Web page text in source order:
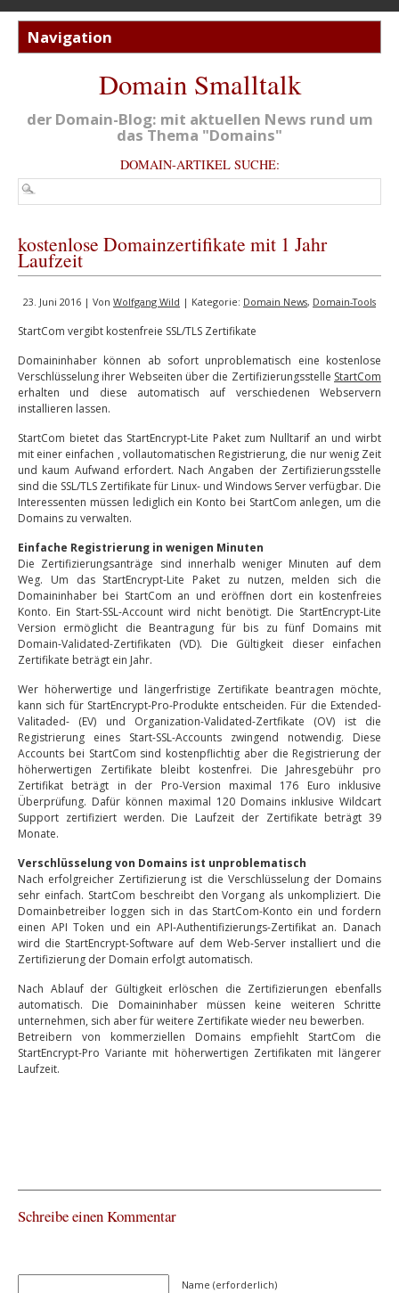
Domain Smalltalk
der Domain-Blog: mit aktuellen News rund um
das Thema "Domains"
DOMAIN-ARTIKEL SUCHE:
kostenlose Domainzertifikate mit 1 Jahr
Laufzeit
23. Juni 2016 | Von Wolfgang Wild | Kategorie: Domain News, Domain-Tools
StartCom vergibt kostenfreie SSL/TLS Zertifikate
Domaininhaber können ab sofort unproblematisch eine kostenlose
Verschlüsselung ihrer Webseiten über die Zertifizierungsstelle StartCom
erhalten und diese automatisch auf verschiedenen Webservern
installieren lassen.
StartCom bietet das StartEncrypt-Lite Paket zum Nulltarif an und wirbt
mit einer einfachen , vollautomatischen Registrierung, die nur wenig Zeit
und kaum Aufwand erfordert. Nach Angaben der Zertifizierungsstelle
sind die SSL/TLS Zertifikate für Linux- und Windows Server verfügbar. Die
Interessenten müssen lediglich ein Konto bei StartCom anlegen, um die
Domains zu verwalten.
Einfache Registrierung in wenigen Minuten
Die Zertifizierungsanträge sind innerhalb weniger Minuten auf dem
Weg. Um das StartEncrypt-Lite Paket zu nutzen, melden sich die
Domaininhaber bei StartCom an und eröffnen dort ein kostenfreies
Konto. Ein Start-SSL-Account wird nicht benötigt. Die StartEncrypt-Lite
Version ermöglicht die Beantragung für bis zu fünf Domains mit
Domain-Validated-Zertifikaten (VD). Die Gültigkeit dieser einfachen
Zertifikate beträgt ein Jahr.
Wer höherwertige und längerfristige Zertifikate beantragen möchte,
kann sich für StartEncrypt-Pro-Produkte entscheiden. Für die Extended-
Valitaded- (EV) und Organization-Validated-Zertfikate (OV) ist die
Registrierung eines Start-SSL-Accounts zwingend notwendig. Diese
Accounts bei StartCom sind kostenpflichtig aber die Registrierung der
höherwertigen Zertifikate bleibt kostenfrei. Die Jahresgebühr pro
Zertifikat beträgt in der Pro-Version maximal 176 Euro inklusive
Überprüfung. Dafür können maximal 120 Domains inklusive Wildcart
Support zertifiziert werden. Die Laufzeit der Zertifikate beträgt 39
Monate.
Verschlüsselung von Domains ist unproblematisch
Nach erfolgreicher Zertifizierung ist die Verschlüsselung der Domains
sehr einfach. StartCom beschreibt den Vorgang als unkompliziert. Die
Domainbetreiber loggen sich in das StartCom-Konto ein und fordern
einen API Token und ein API-Authentifizierungs-Zertifikat an. Danach
wird die StartEncrypt-Software auf dem Web-Server installiert und die
Zertifizierung der Domain erfolgt automatisch.
Nach Ablauf der Gültigkeit erlöschen die Zertifizierungen ebenfalls
automatisch. Die Domaininhaber müssen keine weiteren Schritte
unternehmen, sich aber für weitere Zertifikate wieder neu bewerben.
Betreibern von kommerziellen Domains empfiehlt StartCom die
StartEncrypt-Pro Variante mit höherwertigen Zertifikaten mit längerer
Laufzeit.
Schreibe einen Kommentar
Name (erforderlich)